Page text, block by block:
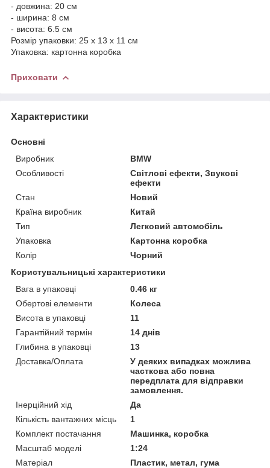
- довжина: 20 см
- ширина: 8 см
- висота: 6.5 см
Розмір упаковки: 25 х 13 х 11 см
Упаковка: картонна коробка
Приховати
Характеристики
Основні
Виробник
BMW
Особливості
Світлові ефекти, Звукові
ефекти
Стан
Новий
Країна виробник
Китай
Тип
Легковий автомобіль
Упаковка
Картонна коробка
Колір
Чорний
Користувальницькі характеристики
Вага в упаковці
0.46 кг
Обертові елементи
Колеса
Висота в упаковці
11
Гарантійний термін
14 днів
Глибина в упаковці
13
Доставка/Оплата
У деяких випадках можлива
часткова або повна
передплата для відправки
замовлення.
Інерційний хід
Да
Кількість вантажних місць
1
Комплект постачання
Машинка, коробка
Масштаб моделі
1:24
Матеріал
Пластик, метал, гума